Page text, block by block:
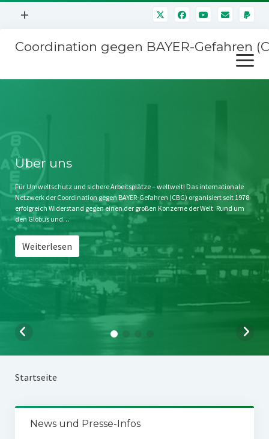
Menü
+
Mitmachen
Kontakt
Impressum
Störfälle
Coordination gegen BAYER-Gefahren
Menü
öffnen
Stichwort BAYER
Jahrestagung
SPENDEN
Über uns
Für Umweltschutz und sichere Arbeitsplätze – weltweit! Das internationale
Netzwerk der Coordination gegen BAYER-Gefahren (CBG) organisiert seit 1978
erfolgreich Widerstand gegen einen der großen Konzerne der Welt. Rund um
den Globus und…
Weiterlesen
Startseite
News und Presse-Infos